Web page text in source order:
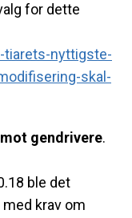
for dette
tiarets-nyttigste-
skal-
gendrivere.
ble det
krav om